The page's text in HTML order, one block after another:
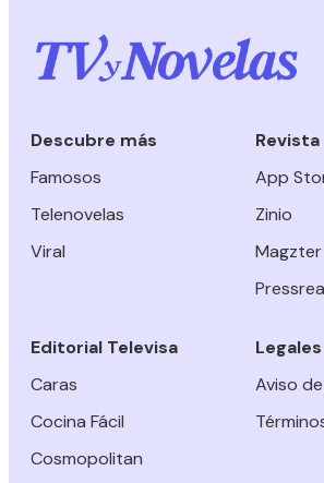
Descubre más
Famosos
Telenovelas
Viral
Revista
App
Zinio
Magzter
Editorial Televisa
Caras
Cocina Fácil
Cosmopolitan
Legales
Aviso